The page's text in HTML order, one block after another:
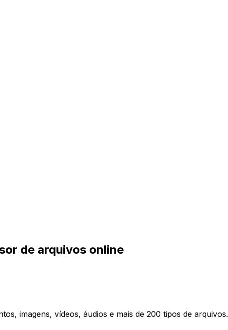
de arquivos online
imagens, vídeos, áudios e mais de 200 tipos de arquivos.